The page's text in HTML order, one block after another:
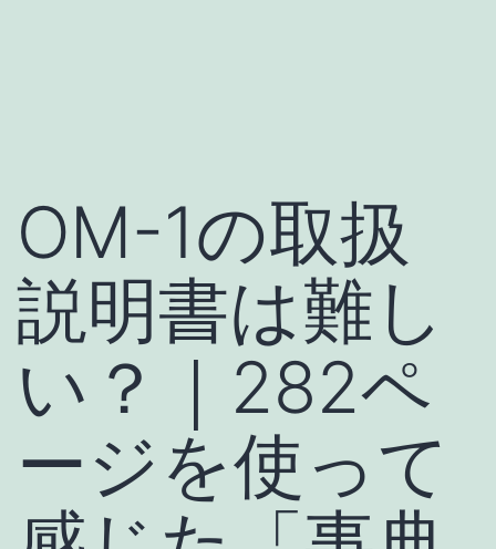
OM-1の取扱
説明書は難し
い？｜282ペ
ージを使って